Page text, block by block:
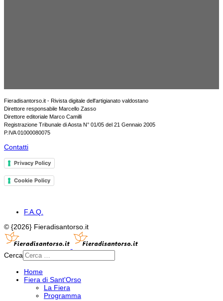
Fieradisantorso.it - Rivista digitale dell'artigianato valdostano
Direttore responsabile Marcello Zasso
Direttore editoriale Marco Camilli
Registrazione Tribunale di Aosta N° 01/05 del 21 Gennaio 2005
P.IVA 01000080075
Contatti
Privacy Policy
Cookie Policy
F.A.Q.
© {2026} Fieradisantorso.it
Cerca
Home
Fiera di Sant'Orso
La Fiera
Programma